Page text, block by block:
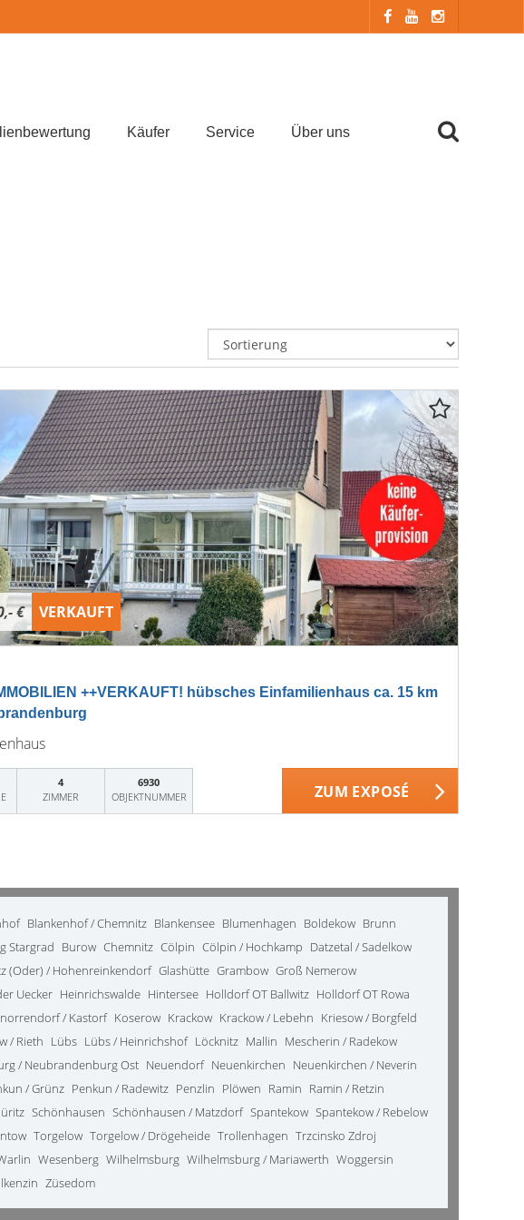
Käufer Service Über uns
€ VERKAUFT
++VERKAUFT! hübsches Einfamilienhaus ca. 15 km
4
ZIMMER
6930
OBJEKTNUMMER
ZUM EXPOSÉ
Blankenhof / Chemnitz Blankensee Blumenhagen Boldekow Brunn
Stargrad Burow Chemnitz Cölpin Cölpin / Hochkamp Datzetal / Sadelkow
(Oder) / Hohenreinkendorf Glashütte Grambow Groß Nemerow
Uecker Heinrichswalde Hintersee Holldorf OT Ballwitz Holldorf OT Rowa
/ Kastorf Koserow Krackow Krackow / Lebehn Kriesow / Borgfeld
/ Rieth Lübs Lübs / Heinrichshof Löcknitz Mallin Mescherin / Radekow
/ Neubrandenburg Ost Neuendorf Neuenkirchen Neuenkirchen / Neverin
/ Grünz Penkun / Radewitz Penzlin Plöwen Ramin Ramin / Retzin
Schönhausen Schönhausen / Matzdorf Spantekow Spantekow / Rebelow
Torgelow Torgelow / Drögeheide Trollenhagen Trzcinsko Zdroj
Wesenberg Wilhelmsburg Wilhelmsburg / Mariawerth Woggersin
Züsedom